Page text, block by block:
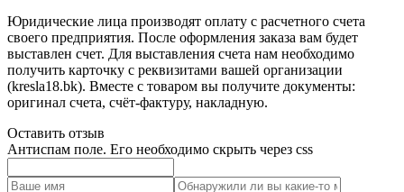
Юридические лица производят оплату с расчетного счета
своего предприятия. После оформления заказа вам будет
выставлен счет. Для выставления счета нам необходимо
получить карточку с реквизитами вашей организации
(kresla18.bk). Вместе с товаром вы получите документы:
оригинал счета, счёт-фактуру, накладную.
Оставить отзыв
Антиспам поле. Его необходимо скрыть через css